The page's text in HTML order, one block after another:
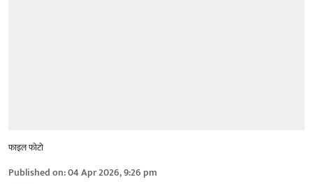
फाइल फोटो
Published on:04 Apr 2026, 9:26 pm